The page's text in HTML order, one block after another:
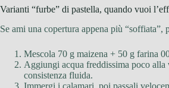
Varianti “furbe” di pastella, quando vuoi
Se ami una copertura appena più “soffiata”,
Mescola 70 g maizena + 50 g farina
Aggiungi acqua freddissima poco alla
consistenza fluida.